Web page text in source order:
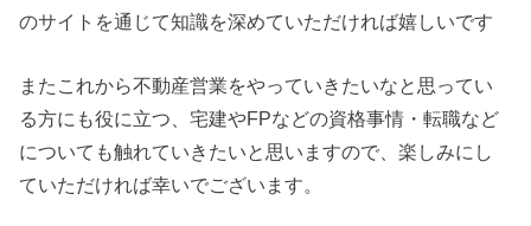
のサイトを通じて知識を深めていただければ嬉しいです
またこれから不動産営業をやっていきたいなと思ってい
る方にも役に立つ、宅建やFPなどの資格事情・転職など
についても触れていきたいと思いますので、楽しみにし
ていただければ幸いでございます。